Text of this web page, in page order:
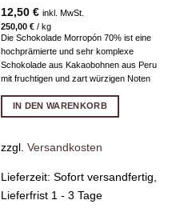
12,50 € inkl. MwSt.
250,00 €/ kg
Die Schokolade Morropón 70% ist eine
hochprämierte und sehr komplexe
Schokolade aus Kakaobohnen aus Peru
mit fruchtigen und zart würzigen Noten
IN DEN WARENKORB
zzgl. Versandkosten
Lieferzeit: Sofort versandfertig,
Lieferfrist 1 - 3 Tage